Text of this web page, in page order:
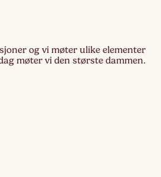
og vi møter ulike elementer
møter vi den største dammen.